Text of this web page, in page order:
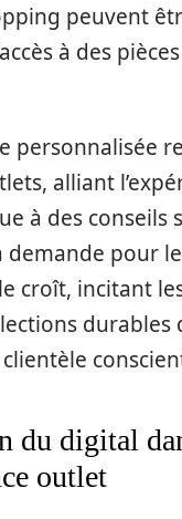
peuvent
à des
personnalisée
alliant
à des conseils
demande pour
croît, incitant
durables
du digital
outlet